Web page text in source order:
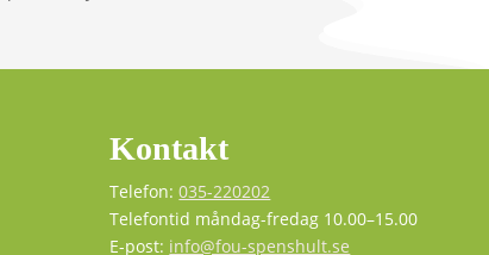
Kontakt
Telefon:035-220202
Telefontid måndag-fredag 10.00–15.00
E-post: info@fou-spenshult.se